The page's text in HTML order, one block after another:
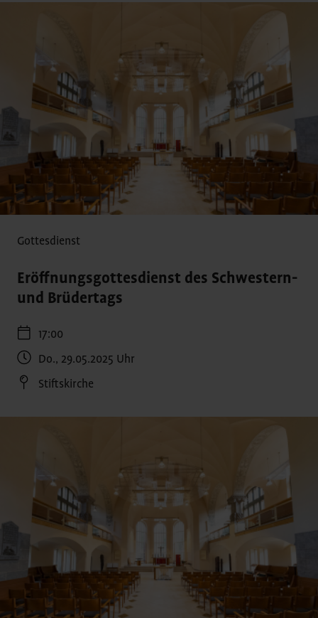
Gottesdienst
Eröffnungsgottesdienst des Schwestern-
und Brüdertags
17:00
Do., 29.05.2025 Uhr
Stiftskirche